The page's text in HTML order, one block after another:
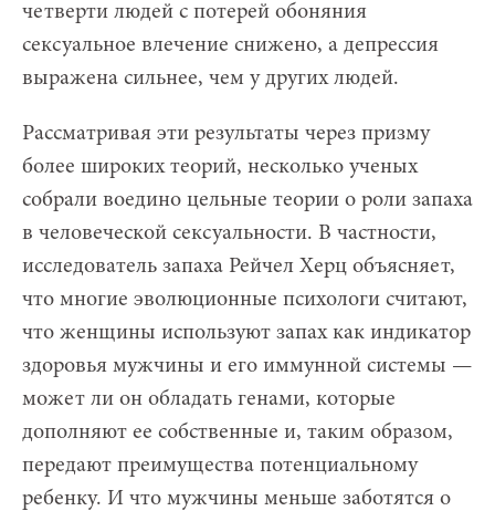
четверти людей с потерей обоняния
сексуальное влечение снижено, а депрессия
выражена сильнее, чем у других людей.
Рассматривая эти результаты через призму
более широких теорий, несколько ученых
собрали воедино цельные теории о роли запаха
в человеческой сексуальности. В частности,
исследователь запаха Рейчел Херц объясняет,
что многие эволюционные психологи считают,
что женщины используют запах как индикатор
здоровья мужчины и его иммунной системы —
может ли он обладать генами, которые
дополняют ее собственные и, таким образом,
передают преимущества потенциальному
ребенку. И что мужчины меньше заботятся о